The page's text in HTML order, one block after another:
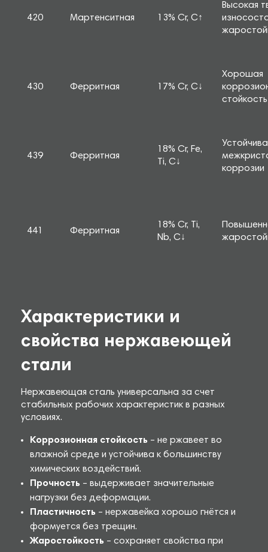
420 Мартенситная 13% Cr, C↑
Высокая
430 Ферритная 17% Cr, C↓
Хорошая
стойкость
439 Ферритная
18% Cr, Fe,
Ti, C↓
коррозии
441 Ферритная
18% Cr, Ti,
Nb, C↓
Характеристики и
свойства нержавеющей
стали
Нержавеющая сталь универсальна за счет
стабильных рабочих характеристик в разных
условиях.
Коррозионная стойкость – не ржавеет во
влажной среде и устойчива к большинству
химических воздействий.
Прочность – выдерживает значительные
нагрузки без деформации.
Пластичность – нержавейка хорошо гнётся и
формуется без трещин.
Жаростойкость – сохраняет свойства при